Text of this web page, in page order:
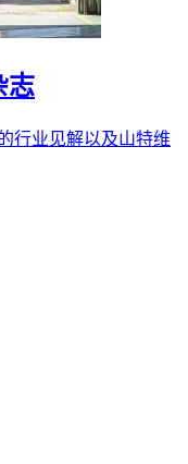
志
行业见解以及山特维